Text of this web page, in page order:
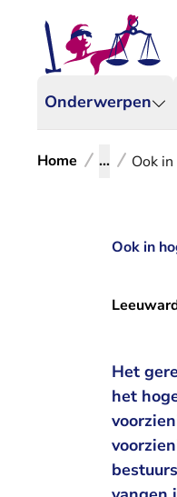
Onderwerpen
Home ... Ook
Ook in
Het
het